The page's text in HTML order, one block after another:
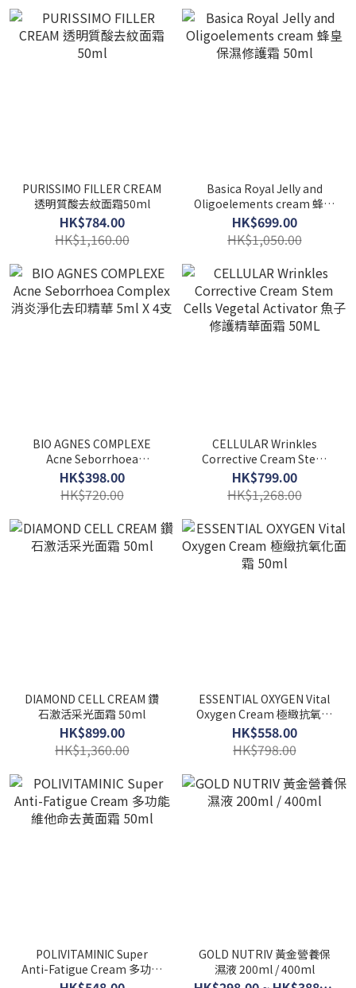
PURISSIMO FILLER CREAM
透明質酸去紋面霜50ml
HK$784.00
HK$1,160.00
Basica Royal Jelly and
Oligoelements cream 蜂皇
保濕修護霜 50ml
HK$699.00
HK$1,050.00
BIO AGNES COMPLEXE
Acne Seborrhoea
Complex 消炎淨化去印精華
5ml X 4支
HK$398.00
HK$720.00
CELLULAR Wrinkles
Corrective Cream Stem
Cells Vegetal Activator 魚
子修護精華面霜 50ML
HK$799.00
HK$1,268.00
DIAMOND CELL CREAM 鑽
石激活采光面霜 50ml
HK$899.00
HK$1,360.00
ESSENTIAL OXYGEN Vital
Oxygen Cream 極緻抗氧化
面霜 50ml
HK$558.00
HK$798.00
POLIVITAMINIC Super
Anti-Fatigue Cream 多功能
維他命去黃面霜 50ml
GOLD NUTRIV 黃金營養保
濕液 200ml / 400ml